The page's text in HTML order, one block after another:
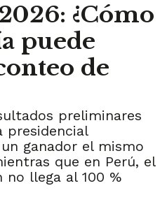
¿Cómo
puede
de
preliminares
presidencial
ganador el mismo
que en Perú, el
llega al 100 %